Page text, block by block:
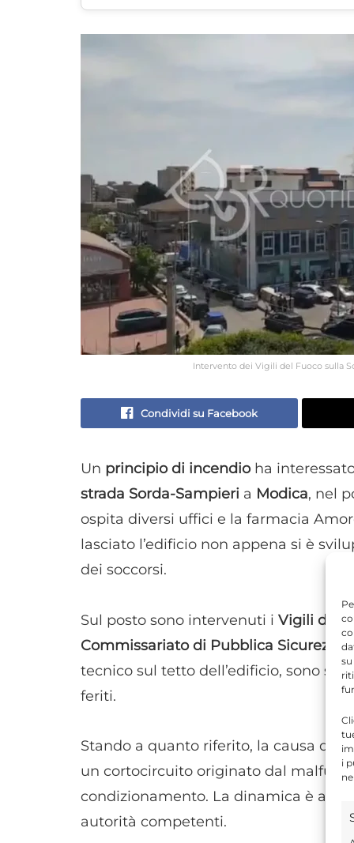
i
Intervento dei Vigili del Fuoco sulla
Condividi su Facebook
Un principio di incendioha
strada Sorda-Sampieri a Modica, nel
ospita diversi uffici e la farmacia
lasciato l’edificio non appena si è
dei soccorsi.
Sul posto sono intervenuti i Vigili del
Commissariato di Pubblica Sicurezza
tecnico sul tetto dell’edificio, sono
feriti.
Stando a quanto riferito, la causa del
un cortocircuito originato dal
condizionamento. La dinamica è
autorità competenti.